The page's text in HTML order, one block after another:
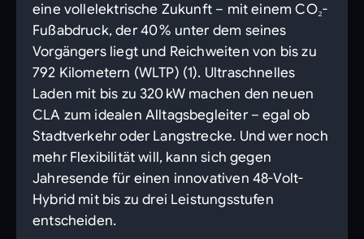
eine vollelektrische Zukunft – mit einem CO₂-
Fußabdruck, der 40 % unter dem seines
Vorgängers liegt und Reichweiten von bis zu
792 Kilometern (WLTP) (1). Ultraschnelles
Laden mit bis zu 320 kW machen den neuen
CLA zum idealen Alltagsbegleiter – egal ob
Stadtverkehr oder Langstrecke. Und wer noch
mehr Flexibilität will, kann sich gegen
Jahresende für einen innovativen 48-Volt-
Hybrid mit bis zu drei Leistungsstufen
entscheiden.